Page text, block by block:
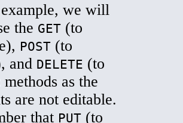
we will
the GET (to
POST (to
and DELETE (to
as the
are not editable.
that PUT (to